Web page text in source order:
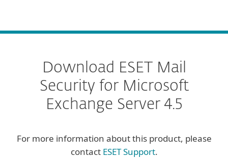
Download ESET Mail
Security for Microsoft
Exchange Server 4.5
For more information about this product, please
contact ESET Support.